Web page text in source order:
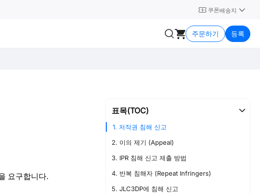
쿠폰배송지
주문하기 등록
요구합니다.
표목(TOC)
1. 저작권 침해 신고
2. 이의 제기 (Appeal)
3. IPR 침해 신고 제출 방법
4. 반복 침해자 (Repeat Infringers)
5. JLC3DP에 침해 신고